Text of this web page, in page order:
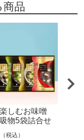
商品
しむお味噌
物5袋詰合せ
（税込）